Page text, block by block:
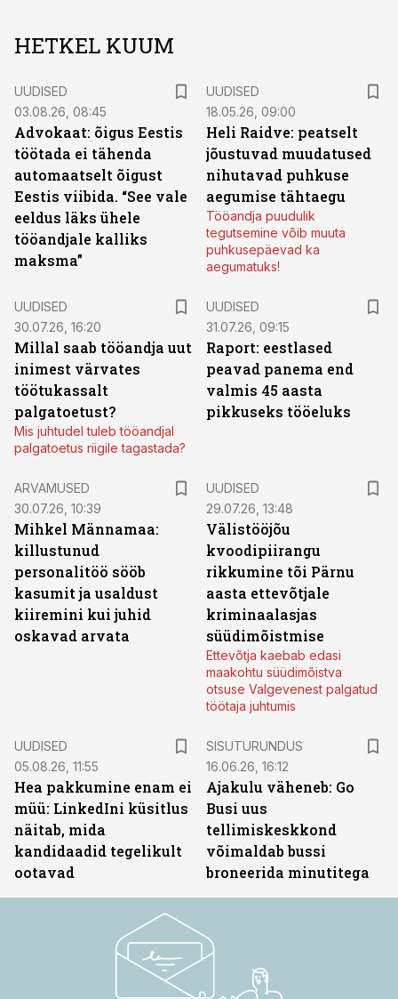
HETKEL KUUM
UUDISED
03.08.26, 08:45
Advokaat: õigus Eestis
töötada ei tähenda
automaatselt õigust
Eestis viibida. “See vale
eeldus läks ühele
tööandjale kalliks
maksma”
UUDISED
18.05.26, 09:00
Heli Raidve: peatselt
jõustuvad muudatused
nihutavad puhkuse
aegumise tähtaegu
Tööandja puudulik
tegutsemine võib muuta
puhkusepäevad ka
aegumatuks!
UUDISED
30.07.26, 16:20
Millal saab tööandja uut
inimest värvates
töötukassalt
palgatoetust?
Mis juhtudel tuleb tööandjal
palgatoetus riigile tagastada?
UUDISED
31.07.26, 09:15
Raport: eestlased
peavad panema end
valmis 45 aasta
pikkuseks tööeluks
ARVAMUSED
30.07.26, 10:39
Mihkel Männamaa:
killustunud
personalitöö sööb
kasumit ja usaldust
kiiremini kui juhid
oskavad arvata
UUDISED
29.07.26, 13:48
Välistööjõu
kvoodipiirangu
rikkumine tõi Pärnu
aasta ettevõtjale
kriminaalasjas
süüdimõistmise
Ettevõtja kaebab edasi
maakohtu süüdimõistva
otsuse Valgevenest palgatud
töötaja juhtumis
UUDISED
05.08.26, 11:55
Hea pakkumine enam ei
müü: LinkedIni küsitlus
näitab, mida
kandidaadid tegelikult
ootavad
SISUTURUNDUS
16.06.26, 16:12
Ajakulu väheneb: Go
Busi uus
tellimiskeskkond
võimaldab bussi
broneerida minutitega